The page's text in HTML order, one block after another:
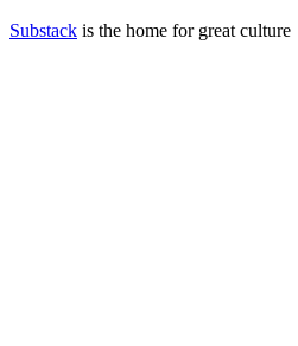
Substack is the home for great culture